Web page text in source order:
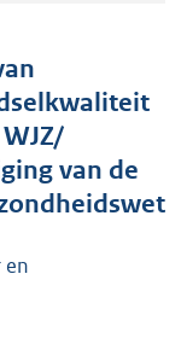
van de
en